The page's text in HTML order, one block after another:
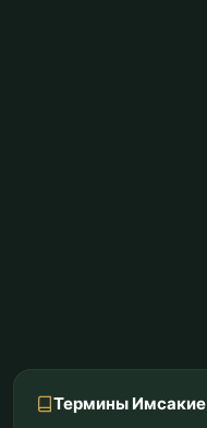
Термины Имсакие